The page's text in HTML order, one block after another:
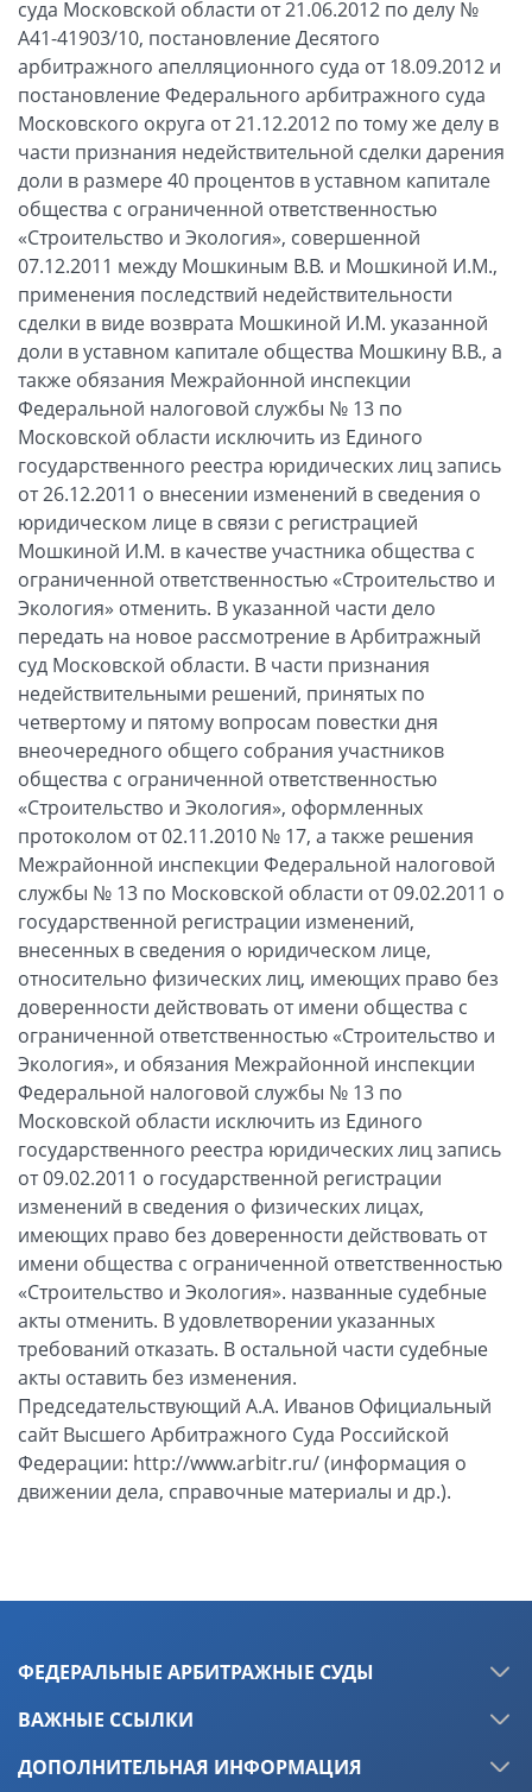
ФЕДЕРАЛЬНЫЕ АРБИТРАЖНЫЕ СУДЫ
ВАЖНЫЕ ССЫЛКИ
ДОПОЛНИТЕЛЬНАЯ ИНФОРМАЦИЯ